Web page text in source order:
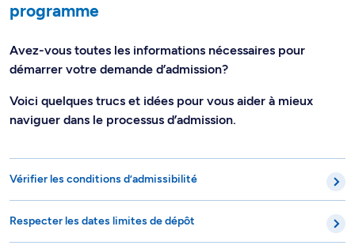
programme
Avez-vous toutes les informations nécessaires pour
démarrer votre demande d’admission?
Voici quelques trucs et idées pour vous aider à mieux
naviguer dans le processus d’admission.
Vérifier les conditions d’admissibilité
Respecter les dates limites de dépôt